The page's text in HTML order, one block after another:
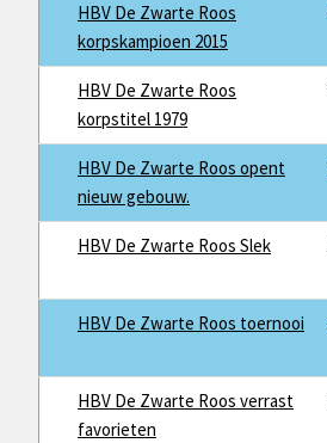
HBV De Zwarte Roos
korpskampioen 2015
HBV De Zwarte Roos
korpstitel 1979
HBV De Zwarte Roos opent
nieuw gebouw.
HBV De Zwarte Roos Slek
HBV De Zwarte Roos toernooi
HBV De Zwarte Roos verrast
favorieten